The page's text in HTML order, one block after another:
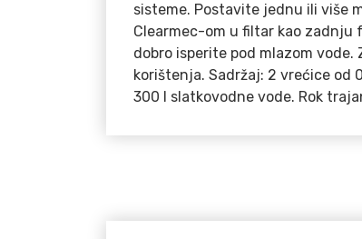
sisteme. Postavite jednu ili više
Clearmec-om u filtar kao zadnju
dobro isperite pod mlazom
korištenja. Sadržaj: 2 vrećice od
300 l slatkovodne vode. Rok